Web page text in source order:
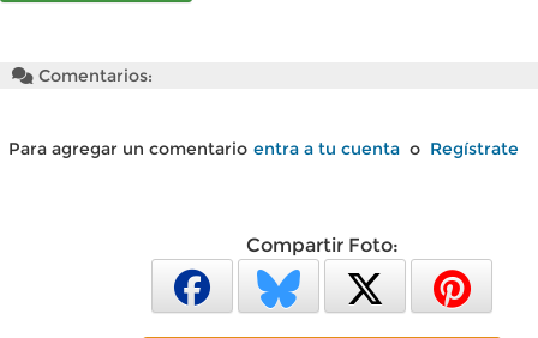
Comentarios:
Para agregar un comentario entra a tu cuenta o Regístrate
Compartir Foto: